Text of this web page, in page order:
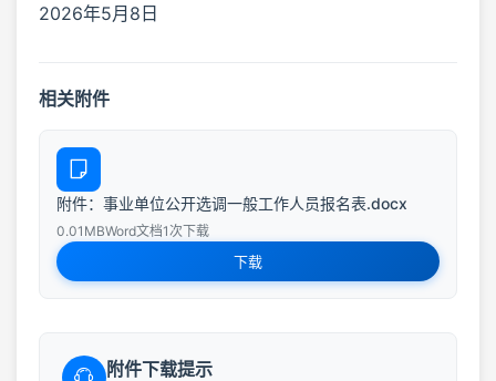
2026年5月8日
相关附件
附件：事业单位公开选调一般工作人员报名表.docx
0.01MBWord文档1次下载
下载
附件下载提示